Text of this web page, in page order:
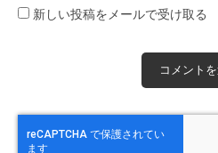
新しい投稿をメールで受け取る